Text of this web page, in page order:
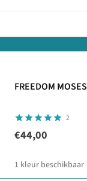
FREEDOM MOSES
2
€44,00
1 kleur beschikbaar